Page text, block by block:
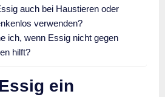
auch bei Haustieren oder
verwenden?
ich, wenn Essig nicht gegen
hilft?
ein